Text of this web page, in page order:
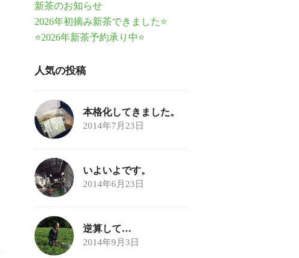
新茶のお知らせ
2026年初摘み新茶できました⭐
⭐2026年新茶予約承り中⭐
人気の投稿
本格化してきました。
2014年7月23日
いよいよです。
2014年6月23日
逆算して…
2014年9月3日